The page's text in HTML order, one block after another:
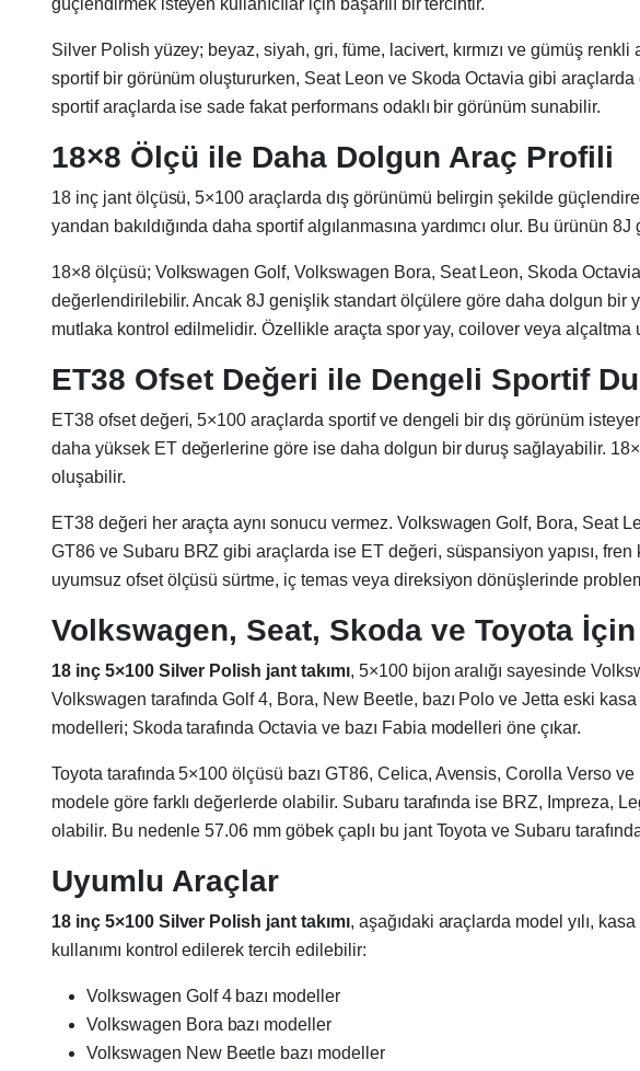
güçlendirmek isteyen kullanıcılar için başarılı bir tercihtir.
Silver Polish yüzey; beyaz, siyah, gri, füme, lacivert, kırmızı ve gümüş
sportif bir görünüm oluştururken, Seat Leon ve Skoda Octavia gibi
sportif araçlarda ise sade fakat performans odaklı bir görünüm sunabilir.
18×8 Ölçü ile Daha Dolgun Araç Profili
18 inç jant ölçüsü, 5×100 araçlarda dış görünümü belirgin şekilde
yandan bakıldığında daha sportif algılanmasına yardımcı olur. Bu
18×8 ölçüsü; Volkswagen Golf, Volkswagen Bora, Seat Leon, Skoda
değerlendirilebilir. Ancak 8J genişlik standart ölçülere göre daha dolgun bir
mutlaka kontrol edilmelidir. Özellikle araçta spor yay, coilover veya
ET38 Ofset Değeri ile Dengeli Sportif
ET38 ofset değeri, 5×100 araçlarda sportif ve dengeli bir dış görünüm
daha yüksek ET değerlerine göre ise daha dolgun bir duruş sağlayabilir.
oluşabilir.
ET38 değeri her araçta aynı sonucu vermez. Volkswagen Golf, Bora, Seat
GT86 ve Subaru BRZ gibi araçlarda ise ET değeri, süspansiyon yapısı,
uyumsuz ofset ölçüsü sürtme, iç temas veya direksiyon dönüşlerinde
Volkswagen, Seat, Skoda ve Toyota
18 inç 5×100 Silver Polish jant takımı, 5×100 bijon aralığı sayesinde
Volkswagen tarafında Golf 4, Bora, New Beetle, bazı Polo ve Jetta eski
modelleri; Skoda tarafında Octavia ve bazı Fabia modelleri öne çıkar.
Toyota tarafında 5×100 ölçüsü bazı GT86, Celica, Avensis, Corolla Verso
modele göre farklı değerlerde olabilir. Subaru tarafında ise BRZ, Impreza,
olabilir. Bu nedenle 57.06 mm göbek çaplı bu jant Toyota ve Subaru
Uyumlu Araçlar
18 inç 5×100 Silver Polish jant takımı, aşağıdaki araçlarda model yılı,
kullanımı kontrol edilerek tercih edilebilir:
Volkswagen Golf 4 bazı modeller
Volkswagen Bora bazı modeller
Volkswagen New Beetle bazı modeller